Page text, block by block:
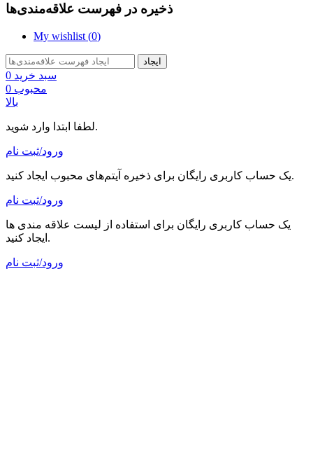
ذخیره در فهرست علاقه‌مندی‌ها
My wishlist (0)
ایجاد
سبد خرید 0
محبوب 0
بالا
لطفا ابتدا وارد شوید.
ورود/ثبت نام
یک حساب کاربری رایگان برای ذخیره آیتم‌های محبوب ایجاد کنید.
ورود/ثبت نام
یک حساب کاربری رایگان برای استفاده از لیست علاقه مندی ها
ایجاد کنید.
ورود/ثبت نام